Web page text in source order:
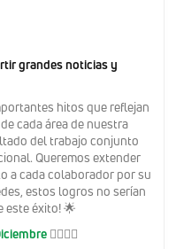
grandes noticias y
hitos que reflejan
cada área de nuestra
del trabajo conjunto
Queremos extender
a cada colaborador por su
estos logros no serían
este éxito! 🌟
👷‍♂️👷‍♀️